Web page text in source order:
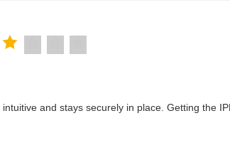
and stays securely in place. Getting the